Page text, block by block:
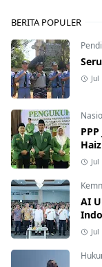
BERITA POPULER
AI